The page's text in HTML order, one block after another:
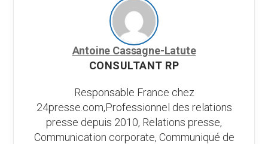
Antoine Cassagne-Latute
CONSULTANT RP
Responsable France chez
24presse.com,Professionnel des relations
presse depuis 2010, Relations presse,
Communication corporate, Communiqué de